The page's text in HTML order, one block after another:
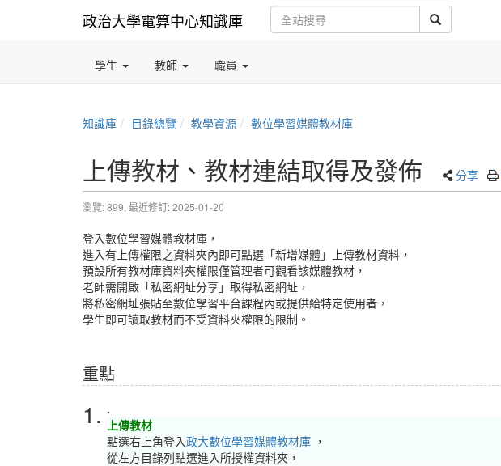
政治大學電算中心知識庫
學生 教師 職員
知識庫 目錄總覽 教學資源 數位學習媒體教材庫
上傳教材、教材連結取得及發佈 分享
瀏覽: 899, 最近修訂: 2025-01-20
登入數位學習媒體教材庫，
進入有上傳權限之資料夾內即可點選「新增媒體」上傳教材資料，
預設所有教材庫資料夾權限僅管理者可觀看該媒體教材，
老師需開啟「私密網址分享」取得私密網址，
將私密網址張貼至數位學習平台課程內或提供給特定使用者，
學生即可讀取教材而不受資料夾權限的限制。
重點
1. .
上傳教材
點選右上角登入政大數位學習媒體教材庫 ，
從左方目錄列點選進入所授權資料夾，